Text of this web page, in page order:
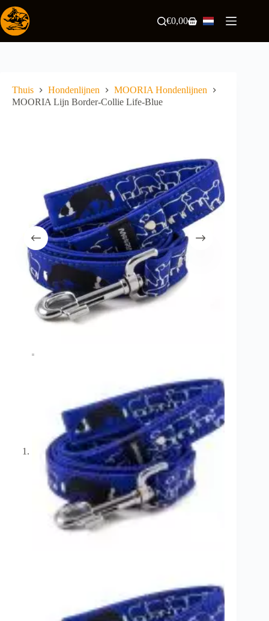
naar
de
inhoud
Winkelwagen
€0,00
Thuis Hondenlijnen
MOORIA Hondenlijnen
MOORIA Lijn Border-Collie Life-Blue